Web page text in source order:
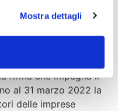
Mostra dettagli
aiuti a
firma che impegna il
al 31 marzo 2022 la
delle imprese